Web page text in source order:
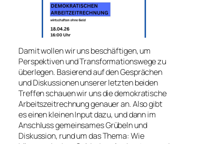
Damit wollen wir uns beschäftigen, um
Perspektiven und Transformationswege zu
überlegen. Basierend auf den Gesprächen
und Diskussionen unserer letzten beiden
Treffen schauen wir uns die demokratische
Arbeitszeitrechnung genauer an. Also gibt
es einen kleinen Input dazu, und dann im
Anschluss gemeinsames Grübeln und
Diskussion, rund um das Thema: Wie